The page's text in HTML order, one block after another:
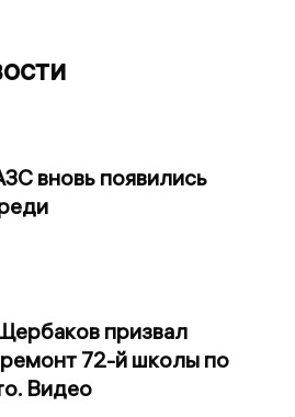
вновь появились
призвал
72-й школы по
Видео